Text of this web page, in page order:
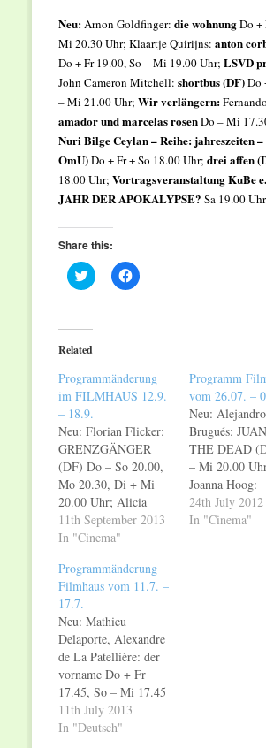
Neu:Arnon Goldfinger: die wohnungDo +
Mi 20.30 Uhr; Klaartje Quirijns: anton
Do + Fr 19.00, So – Mi 19.00 Uhr; LSVD
John Cameron Mitchell: shortbus (DF)Do
– Mi 21.00 Uhr; Wir verlängern:
amador und marcelas rosenDo – Mi
Nuri Bilge Ceylan – Reihe: jahreszeiten
OmU)Do + Fr + So 18.00 Uhr; drei affen
18.00 Uhr; VortragsveranstaltungKuBe
JAHR DER APOKALYPSE? Sa 19.00 Uhr
Share this:
Click
to
(Opens
in
new
Click
to
Related
Programmänderung
im FILMHAUS 12.9.
– 18.9.
Neu: Florian Flicker:
GRENZGÄNGER
(DF) Do – So 20.00,
Mo 20.30, Di + Mi
20.00 Uhr; Alicia
Scherson: IL
FUTURO (ital. OmU)
20.30, Di 20.30 Uhr;
Urs Schnell:
BOTTELD LIFE
(teilw. OmU) Do
20.30 und Fr 19.00
mit Gästen, Sa – Mi
19.00 Uhr mit…
11th September 2013
In "Cinema"
Programm
vom 26.07. –
Neu: Alejandro
Brugués:
THE DEAD
– Mi 20.00
Joanna Hoog:
archipelago
+ Fr 20.30, Sa
24th July 2012
In "Cinema"
Programmänderung
Filmhaus vom 11.7. –
17.7.
Neu: Mathieu
Delaporte, Alexandre
de La Patellière: der
vorname Do + Fr
17.45, So – Mi 17.45
Uhr; Xavier Dolan:
laurence anyways
11th July 2013
In "Deutsch"